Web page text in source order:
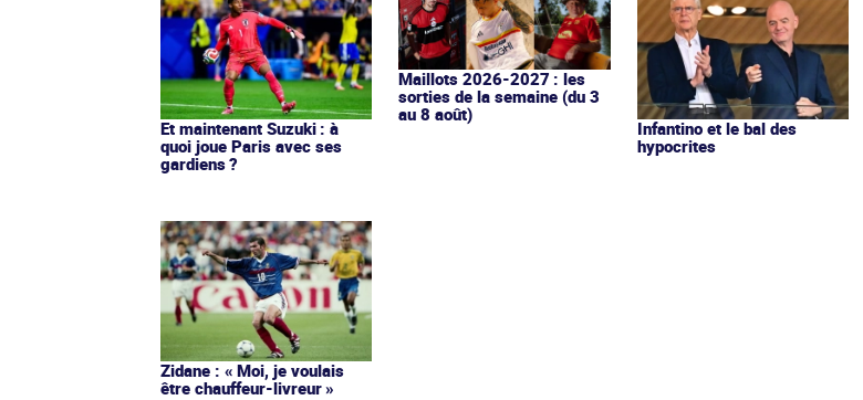
Et maintenant Suzuki : à
quoi joue Paris avec ses
gardiens ?
Maillots 2026-2027 : les
sorties de la semaine (du 3
au 8 août)
Infantino et le bal des
hypocrites
Zidane : « Moi, je voulais
être chauffeur-livreur »